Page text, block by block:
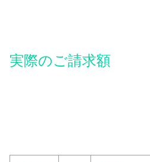
実際のご請求額